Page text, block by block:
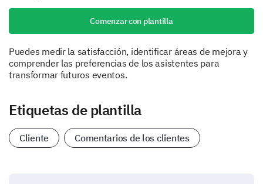
Comenzar con plantilla
Puedes medir la satisfacción, identificar áreas de mejora y
comprender las preferencias de los asistentes para
transformar futuros eventos.
Etiquetas de plantilla
Cliente Comentarios de los clientes